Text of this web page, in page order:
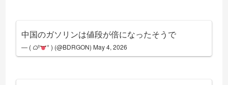
中国のガソリンは値段が倍になったそうで
— ( ᜊº ° ) (@BDRGON) May 4, 2026